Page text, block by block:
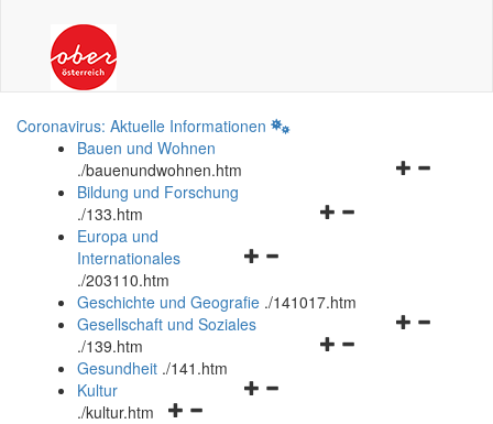
Coronavirus: Aktuelle Informationen
Bauen und Wohnen
./bauenundwohnen.htm
Navigationsmenü
Bildung und Forschung
./133.htm
Navigationsmenü
und
schließen
Europa und
Internationales
./203110.htm
Geschichte und Geografie ./141017.htm
Navigationsmenü
Gesellschaft und Soziales
./139.htm
Navigationsmenü
Gesundheit ./141.htm
Navigationsmenü
Kultur
./kultur.htm